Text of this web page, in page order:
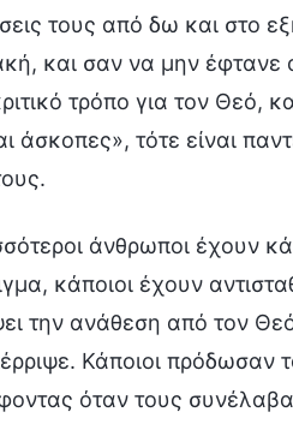
τους από δω και στο
και σαν να μην έφτανε
τρόπο για τον Θεό,
άσκοπες», τότε είναι
άνθρωποι έχουν
κάποιοι έχουν
την ανάθεση από τον
Κάποιοι πρόδωσαν
όταν τους